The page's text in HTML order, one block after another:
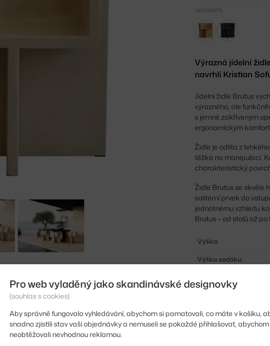
VARIANTA
Výrazná jídelní
navrhli Kristian
Jídelní židle Brutus
výrazného, ale
s jemně zakřiveným
ergonomickým
Židle je odlita z
těžká na manipulaci.
charakteristický
Židle Brutus se skvěle
solitérní prvek do
jednotnému vzhledu
Brutus – od stolů až
Výška:
Výška sedáku:
Hmotnost:
Pro web vyladěný jako skandinávské designovky
(souhlas s cookies)
Aby správně fungovalo vyhledávání, abychom si pamatovali, co máte v košíku,
snadno zjistili stav vaší objednávky a nemuseli se pokaždé přihlašovat,
neobtěžovali nevhodnou reklamou.